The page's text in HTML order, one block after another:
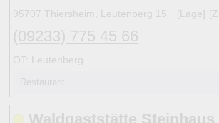
95707 Thiersheim, Leutenberg 15 [Lage]
(09233) 775 45 66
OT: Leutenberg
Restaurant
Waldgaststätte Steinhaus
11 Bad
12 3 1Db Marktleuthen
7 17
10